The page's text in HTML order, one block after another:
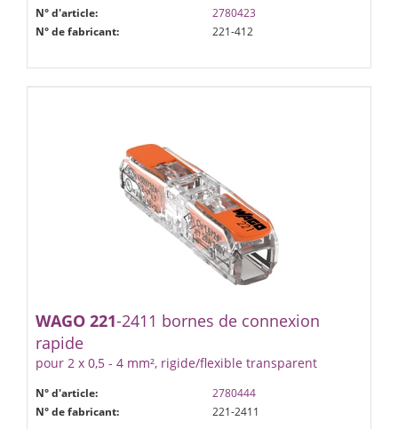
N° d'article:
2780423
N° de fabricant:
221-412
WAGO 221-2411 bornes de connexion
rapide
pour 2 x 0,5 - 4 mm², rigide/flexible transparent
N° d'article:
2780444
N° de fabricant:
221-2411